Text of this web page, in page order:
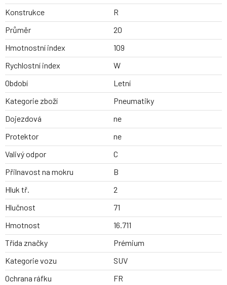
Konstrukce
R
Průměr
20
Hmotnostní index
109
Rychlostní index
W
Období
Letní
Kategorie zboží
Pneumatiky
Dojezdová
ne
Protektor
ne
Valivý odpor
C
Přilnavost na mokru
B
Hluk tř.
2
Hlučnost
71
Hmotnost
16.711
Třída značky
Prémium
Kategorie vozu
SUV
Ochrana ráfku
FR